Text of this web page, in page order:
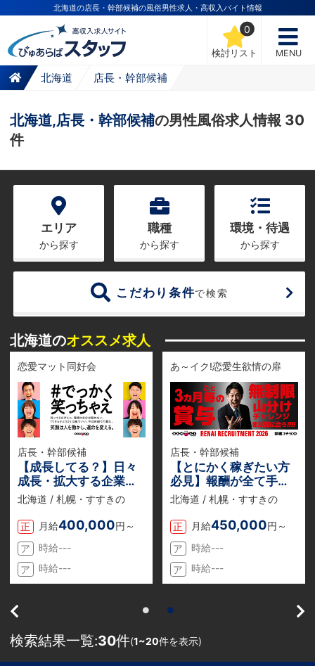
北海道の店長・幹部候補の風俗男性求人・高収入バイト情報
検討リスト
0
MENU
北海道 店長・幹部候補
北海道,店長・幹部候補の男性風俗求人情報 30
件
エリア
から探す
職種
から探す
環境・待遇
から探す
こだわり条件で検索
北海道のオススメ求人
恋愛マット同好会
店長・幹部候補
【成長してる？】日々
成長・拡大する企業
『恋愛グループ』でチ
ャンスを掴め。若くて
も得られる収入と役
職！
北海道 / 札幌・すすきの
正 月給400,000円～
ア
時給---
ア
時給---
あ～イク!恋愛生欲情の扉
店長・幹部候補
【とにかく稼ぎたい方
必見】報酬が全て手取
りでもらえる『業務委
託』のお仕事説明会を
随時開催中！
北海道 / 札幌・すすきの
正 月給450,000円～
ア
時給---
ア
時給---
検索結果一覧:30件(1~20件を表示)